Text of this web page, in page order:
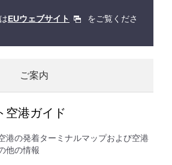
EUウェブサイト
をご覧くださ
ご案内
空港ガイド
港の発着ターミナルマップおよび空港
他の情報